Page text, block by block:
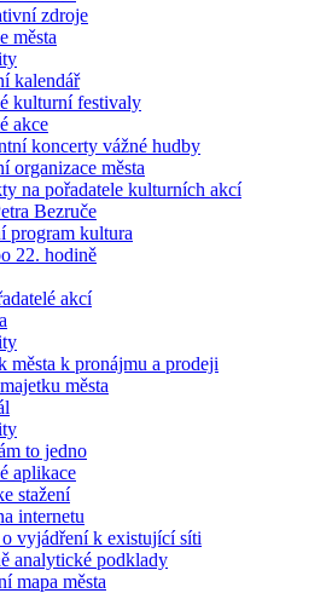
zdroje
města
kalendář
kulturní festivaly
akce
koncerty vážné hudby
organizace města
na pořadatele kulturních akcí
Bezruče
program kultura
22. hodině
akcí
města k pronájmu a prodeji
města
to jedno
aplikace
stažení
internetu
o vyjádření k existující síti
analytické podklady
mapa města